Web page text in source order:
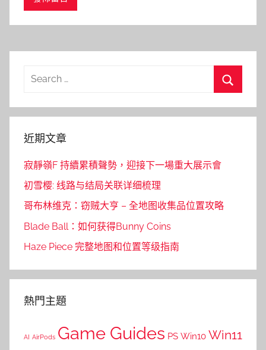
Search
近期文章
寂靜嶺F 持續累積聲勢，迎接下一場重大展示會
初雪樱: 线路与结局关联详细梳理
哥布林维克：窃贼大亨 – 全地图收集品位置攻略
Blade Ball：如何获得Bunny Coins
Haze Piece 完整地图和位置等级指南
熱門主題
AI AirPods Game Guides PS Win10 Win11